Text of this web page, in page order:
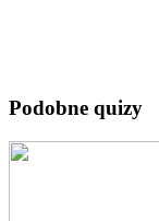
Podobne quizy